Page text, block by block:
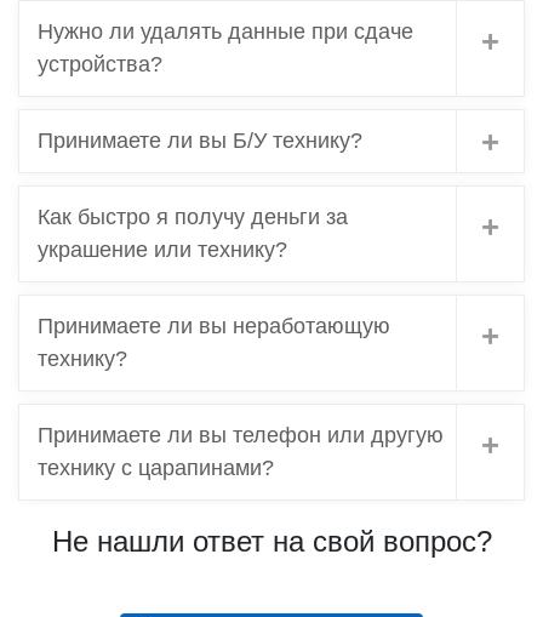
Нужно ли удалять данные при сдаче
устройства?
Принимаете ли вы Б/У технику?
Как быстро я получу деньги за
украшение или технику?
Принимаете ли вы неработающую
технику?
Принимаете ли вы телефон или другую
технику с царапинами?
Не нашли ответ на свой вопрос?